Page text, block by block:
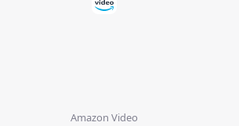
Amazon Video